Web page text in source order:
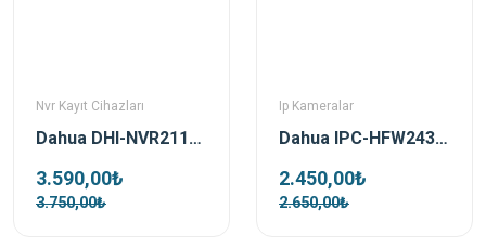
Nvr Kayıt Cihazları
Dahua DHI-NVR2116HS-S3 16 Kanal Nvr Kayıt Cihazı
3.590,00₺
3.750,00₺
Ip Kameralar
Dahua IPC-HFW2431S-S-0360B-S2 4mp 3.6mm Starlight Bullet Ip Güvenlik Kamerası
2.450,00₺
2.650,00₺